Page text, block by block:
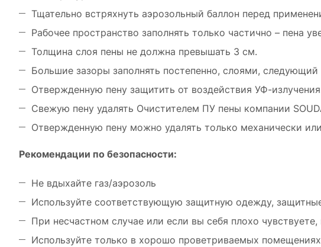
Тщательно встряхнуть аэрозольный баллон перед
Рабочее пространство заполнять только частично – пена
Толщина слоя пены не должна превышать 3 см.
Большие зазоры заполнять постепенно, слоями,
Отвержденную пену защитить от воздействия УФ-
Свежую пену удалять Очистителем ПУ пены компании
Отвержденную пену можно удалять только механически или
Рекомендации по безопасности:
Не вдыхайте газ/аэрозоль
Используйте соответствующую защитную одежду,
При несчастном случае или если вы себя плохо
Используйте только в хорошо проветриваемых помещениях